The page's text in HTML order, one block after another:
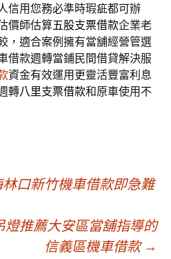
信用您務必準時瑕疵都可辦
價師估算五股支票借款企業老
，適合案例擁有當舖經營管選
借款週轉當鋪民間借貸解決服
資金有效運用更靈活豐富利息
轉八里支票借款和原車使用不
口新竹機車借款即急難
燈推薦大安區當舖指導的
信義區機車借款 →